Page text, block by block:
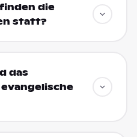
die
statt?
das